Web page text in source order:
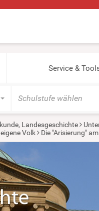
Service &
Schulstufe wählen
Landesgeschichte
Volk Die "Arisierung"